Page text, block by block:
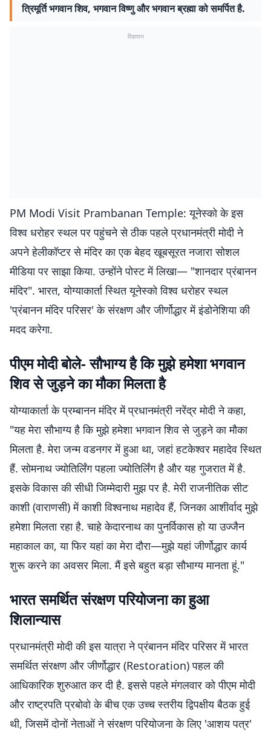
त्रिमूर्ति भगवान शिव, भगवान विष्णु और भगवान ब्रह्मा को समर्पित है.
विज्ञापन
PM Modi Visit Prambanan Temple: यूनेस्को के इस
विश्व धरोहर स्थल पर पहुंचने से ठीक पहले प्रधानमंत्री मोदी ने
अपने हेलीकॉप्टर से मंदिर का एक बेहद खूबसूरत नजारा सोशल
मीडिया पर साझा किया. उन्होंने पोस्ट में लिखा— "शानदार प्रंबानन
मंदिर". भारत, योग्याकार्ता स्थित यूनेस्को विश्व धरोहर स्थल
'प्रंबानन मंदिर परिसर' के संरक्षण और जीर्णोद्धार में इंडोनेशिया की
मदद करेगा.
पीएम मोदी बोले- सौभाग्य है कि मुझे हमेशा भगवान
शिव से जुड़ने का मौका मिलता है
योग्याकार्ता के प्रम्बानन मंदिर में प्रधानमंत्री नरेंद्र मोदी ने कहा,
"यह मेरा सौभाग्य है कि मुझे हमेशा भगवान शिव से जुड़ने का मौका
मिलता है. मेरा जन्म वडनगर में हुआ था, जहां हटकेश्वर महादेव स्थित
हैं. सोमनाथ ज्योतिर्लिंग पहला ज्योतिर्लिंग है और यह गुजरात में है.
इसके विकास की सीधी जिम्मेदारी मुझ पर है. मेरी राजनीतिक सीट
काशी (वाराणसी) में काशी विश्वनाथ महादेव हैं, जिनका आशीर्वाद मुझे
हमेशा मिलता रहा है. चाहे केदारनाथ का पुनर्विकास हो या उज्जैन
महाकाल का, या फिर यहां का मेरा दौरा—मुझे यहां जीर्णोद्धार कार्य
शुरू करने का अवसर मिला. मैं इसे बहुत बड़ा सौभाग्य मानता हूं."
भारत समर्थित संरक्षण परियोजना का हुआ
शिलान्यास
प्रधानमंत्री मोदी की इस यात्रा ने प्रंबानन मंदिर परिसर में भारत
समर्थित संरक्षण और जीर्णोद्धार (Restoration) पहल की
आधिकारिक शुरुआत कर दी है. इससे पहले मंगलवार को पीएम मोदी
और राष्ट्रपति प्रबोवो के बीच एक उच्च स्तरीय द्विपक्षीय बैठक हुई
थी, जिसमें दोनों नेताओं ने संरक्षण परियोजना के लिए 'आशय पत्र'